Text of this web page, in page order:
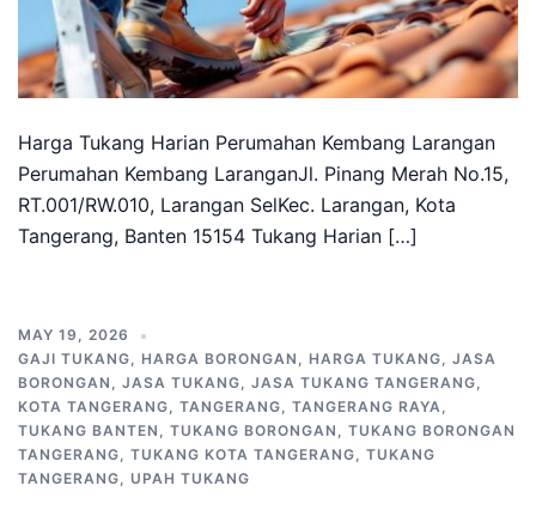
Harga Tukang Harian Perumahan Kembang Larangan
Perumahan Kembang LaranganJl. Pinang Merah No.15,
RT.001/RW.010, Larangan SelKec. Larangan, Kota
Tangerang, Banten 15154 Tukang Harian […]
MAY 19, 2026
GAJI TUKANG, HARGA BORONGAN , HARGA TUKANG, JASA
BORONGAN , JASA TUKANG, JASA TUKANG TANGERANG,
KOTA TANGERANG, TANGERANG, TANGERANG RAYA,
TUKANG BANTEN , TUKANG BORONGAN , TUKANG BORONGAN
TANGERANG, TUKANG KOTA TANGERANG, TUKANG
TANGERANG, UPAH TUKANG